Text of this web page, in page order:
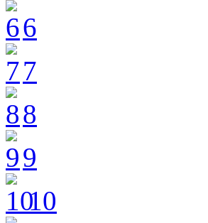
6
7
8
9
10